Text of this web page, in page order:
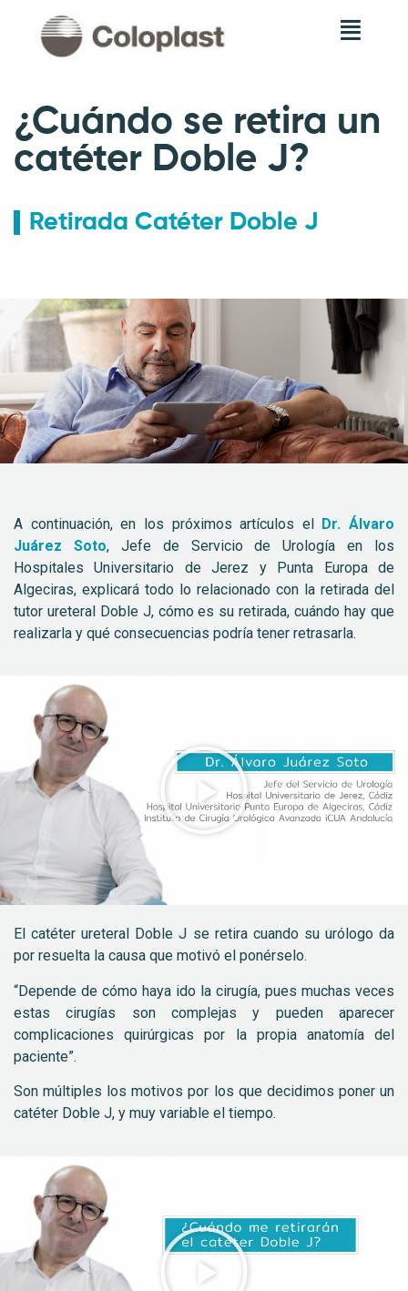
¿Cuándo se retira un
catéter Doble J?
Retirada Catéter Doble J
A continuación, en los próximos artículos el Dr. Álvaro
Juárez Soto, Jefe de Servicio de Urología en los
Hospitales Universitario de Jerez y Punta Europa de
Algeciras, explicará todo lo relacionado con la retirada del
tutor ureteral Doble J, cómo es su retirada, cuándo hay que
realizarla y qué consecuencias podría tener retrasarla.
El catéter ureteral Doble J se retira cuando su urólogo da
por resuelta la causa que motivó el ponérselo.
“Depende de cómo haya ido la cirugía, pues muchas veces
estas cirugías son complejas y pueden aparecer
complicaciones quirúrgicas por la propia anatomía del
paciente”.
Son múltiples los motivos por los que decidimos poner un
catéter Doble J, y muy variable el tiempo.